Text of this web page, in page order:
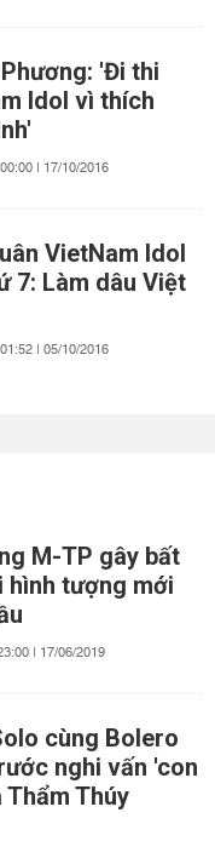
'Đi thi
Idol vì thích
00:00 | 17/10/2016
VietNam Idol
7: Làm dâu Việt
01:52 | 05/10/2016
M-TP gây bất
hình tượng mới
| 17/06/2019
cùng Bolero
nghi vấn 'con
Thúy